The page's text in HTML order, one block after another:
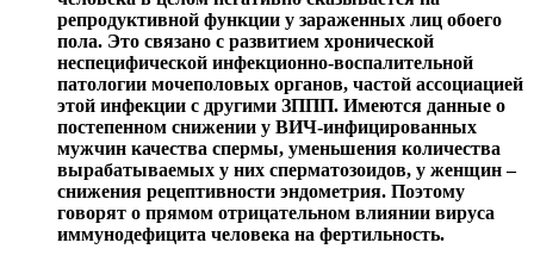
репродуктивной функции у зараженных лиц обоего
пола. Это связано с развитием хронической
неспецифической инфекционно-воспалительной
патологии мочеполовых органов, частой ассоциацией
этой инфекции с другими ЗППП. Имеются данные о
постепенном снижении у ВИЧ-инфицированных
мужчин качества спермы, уменьшения количества
вырабатываемых у них сперматозоидов, у женщин –
снижения рецептивности эндометрия. Поэтому
говорят о прямом отрицательном влиянии вируса
иммунодефицита человека на фертильность.